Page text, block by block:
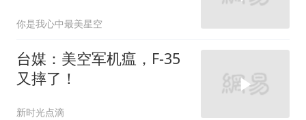
你是我心中最美星空
台媒：美空军机瘟，F-35
又摔了！
新时光点滴